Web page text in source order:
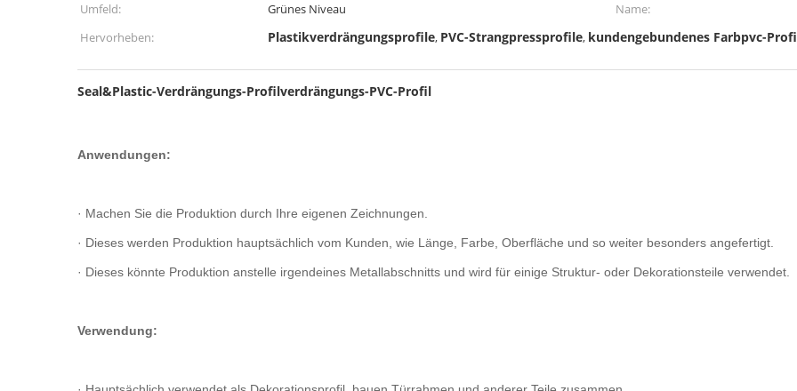
Umfeld:
Grünes Niveau Name:
Hervorheben:
Plastikverdrängungsprofile, PVC-Strangpressprofile, kundengebundenes Farbpvc-
Seal&Plastic-Verdrängungs-Profilverdrängungs-PVC-Profil
Anwendungen:
· Machen Sie die Produktion durch Ihre eigenen Zeichnungen.
· Dieses werden Produktion hauptsächlich vom Kunden, wie Länge, Farbe, Oberfläche und so weiter besonders angefertigt.
· Dieses könnte Produktion anstelle irgendeines Metallabschnitts und wird für einige Struktur- oder Dekorationsteile verwendet.
Verwendung: